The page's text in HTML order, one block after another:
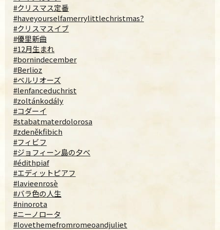
#クリスマス定番
#haveyourselfamerrylittlechristmas?
#クリスマスイブ
#優里新曲
#12月生まれ
#bornindecember
#Berlioz
#ベルリオーズ
#lenfanceduchrist
#zoltánkodály
#コダーイ
#stabatmaterdolorosa
#zdeněkfibich
#フィビフ
#ジョフィーン島の夕べ
#édithpiaf
#エディットピアフ
#lavieenrosè
#バラ色の人生
#ninorota
#ニーノロータ
#lovethemefromromeoandjuliet